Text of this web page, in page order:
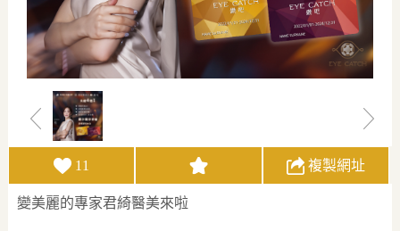
11 複製網址
變美麗的專家君綺醫美來啦